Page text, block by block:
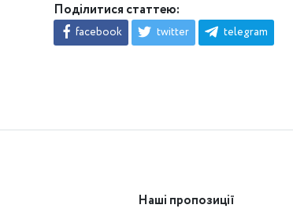
Поділитися статтею:
facebook twitter telegram
Наші пропозиції